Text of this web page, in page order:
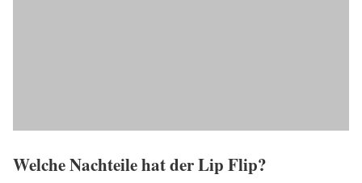
Welche Nachteile hat der Lip Flip?